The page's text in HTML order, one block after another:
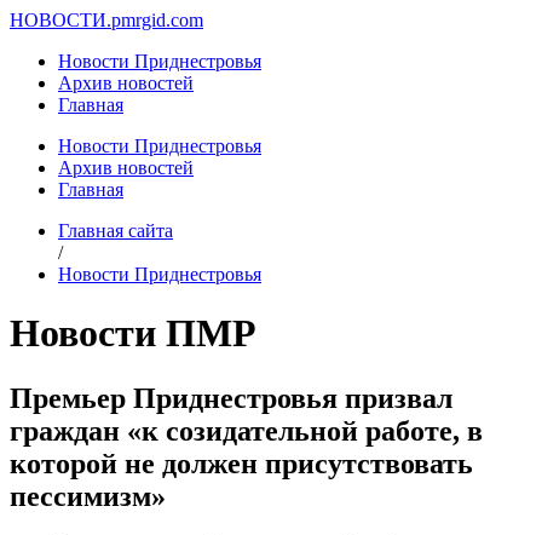
НОВОСТИ.pmrgid.com
Новости Приднестровья
Архив новостей
Главная
Новости Приднестровья
Архив новостей
Главная
Главная сайта
/
Новости Приднестровья
Новости ПМР
Премьер Приднестровья призвал
граждан «к созидательной работе, в
которой не должен присутствовать
пессимизм»